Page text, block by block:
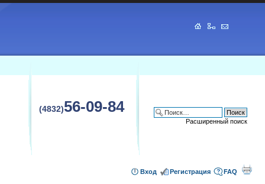
(4832)56-09-84
Расширенный поиск
FAQ
Регистрация
Вход